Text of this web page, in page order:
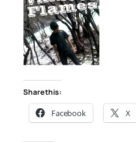
Share this:
Facebook X